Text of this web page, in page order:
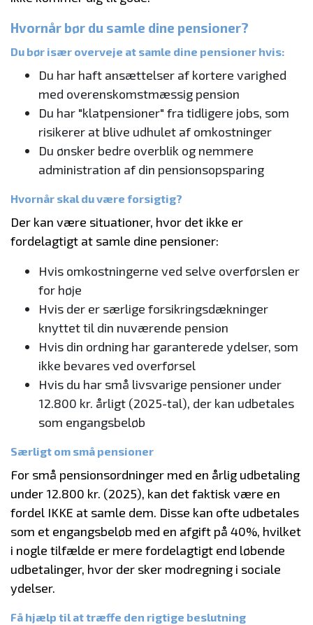
Hvornår bør du samle dine pensioner?
Du bør især overveje at samle dine pensioner hvis:
Du har haft ansættelser af kortere varighed
med overenskomstmæssig pension
Du har "klatpensioner" fra tidligere jobs, som
risikerer at blive udhulet af omkostninger
Du ønsker bedre overblik og nemmere
administration af din pensionsopsparing
Hvornår skal du være forsigtig?
Der kan være situationer, hvor det ikke er
fordelagtigt at samle dine pensioner:
Hvis omkostningerne ved selve overførslen er
for høje
Hvis der er særlige forsikringsdækninger
knyttet til din nuværende pension
Hvis din ordning har garanterede ydelser, som
ikke bevares ved overførsel
Hvis du har små livsvarige pensioner under
12.800 kr. årligt (2025-tal), der kan udbetales
som engangsbeløb
Særligt om små pensioner
For små pensionsordninger med en årlig udbetaling
under 12.800 kr. (2025), kan det faktisk være en
fordel IKKE at samle dem. Disse kan ofte udbetales
som et engangsbeløb med en afgift på 40%, hvilket
i nogle tilfælde er mere fordelagtigt end løbende
udbetalinger, hvor der sker modregning i sociale
ydelser.
Få hjælp til at træffe den rigtige beslutning